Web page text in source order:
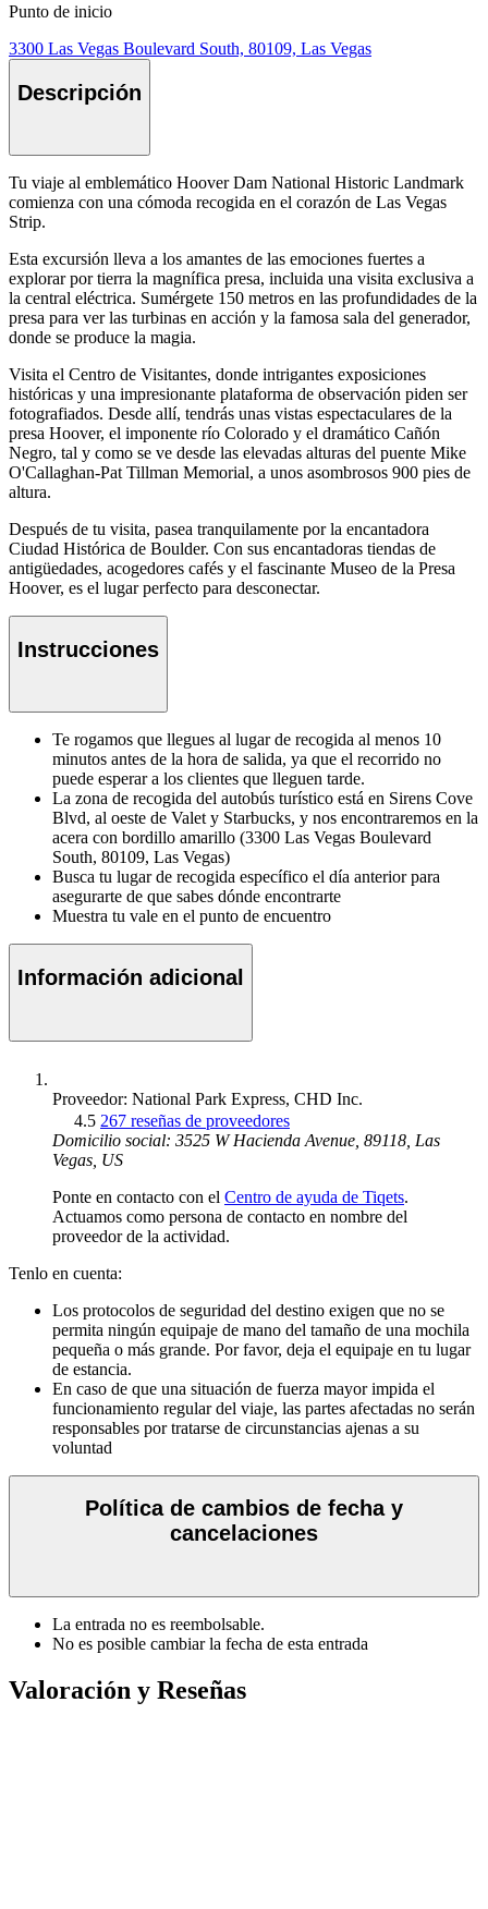
Punto de inicio
3300 Las Vegas Boulevard South, 80109, Las Vegas
Descripción
Tu viaje al emblemático Hoover Dam National Historic Landmark
comienza con una cómoda recogida en el corazón de Las Vegas
Strip.
Esta excursión lleva a los amantes de las emociones fuertes a
explorar por tierra la magnífica presa, incluida una visita exclusiva a
la central eléctrica. Sumérgete 150 metros en las profundidades de la
presa para ver las turbinas en acción y la famosa sala del generador,
donde se produce la magia.
Visita el Centro de Visitantes, donde intrigantes exposiciones
históricas y una impresionante plataforma de observación piden ser
fotografiados. Desde allí, tendrás unas vistas espectaculares de la
presa Hoover, el imponente río Colorado y el dramático Cañón
Negro, tal y como se ve desde las elevadas alturas del puente Mike
O'Callaghan-Pat Tillman Memorial, a unos asombrosos 900 pies de
altura.
Después de tu visita, pasea tranquilamente por la encantadora
Ciudad Histórica de Boulder. Con sus encantadoras tiendas de
antigüedades, acogedores cafés y el fascinante Museo de la Presa
Hoover, es el lugar perfecto para desconectar.
Instrucciones
Te rogamos que llegues al lugar de recogida al menos 10
minutos antes de la hora de salida, ya que el recorrido no
puede esperar a los clientes que lleguen tarde.
La zona de recogida del autobús turístico está en Sirens Cove
Blvd, al oeste de Valet y Starbucks, y nos encontraremos en la
acera con bordillo amarillo (3300 Las Vegas Boulevard
South, 80109, Las Vegas)
Busca tu lugar de recogida específico el día anterior para
asegurarte de que sabes dónde encontrarte
Muestra tu vale en el punto de encuentro
Información adicional
Proveedor: National Park Express, CHD Inc.
4.5 267 reseñas de proveedores
Domicilio social: 3525 W Hacienda Avenue, 89118, Las
Vegas, US
Ponte en contacto con el Centro de ayuda de Tiqets.
Actuamos como persona de contacto en nombre del
proveedor de la actividad.
Tenlo en cuenta:
Los protocolos de seguridad del destino exigen que no se
permita ningún equipaje de mano del tamaño de una mochila
pequeña o más grande. Por favor, deja el equipaje en tu lugar
de estancia.
En caso de que una situación de fuerza mayor impida el
funcionamiento regular del viaje, las partes afectadas no serán
responsables por tratarse de circunstancias ajenas a su
voluntad
Política de cambios de fecha y
cancelaciones
La entrada no es reembolsable.
No es posible cambiar la fecha de esta entrada
Valoración y Reseñas